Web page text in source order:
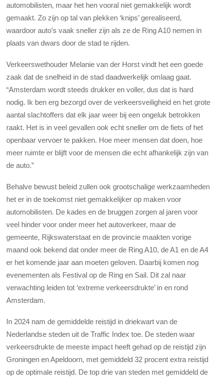
automobilisten, maar het hen vooral niet gemakkelijk wordt
gemaakt. Zo zijn op tal van plekken ‘knips’ gerealiseerd,
waardoor auto’s vaak sneller zijn als ze de Ring A10 nemen in
plaats van dwars door de stad te rijden.
Verkeerswethouder Melanie van der Horst vindt het een goede
zaak dat de snelheid in de stad daadwerkelijk omlaag gaat.
“Amsterdam wordt steeds drukker en voller, dus dat is hard
nodig. Ik ben erg bezorgd over de verkeersveiligheid en het grote
aantal slachtoffers dat elk jaar weer bij een ongeluk betrokken
raakt. Het is in veel gevallen ook echt sneller om de fiets of het
openbaar vervoer te pakken. Hoe meer mensen dat doen, hoe
meer ruimte er blijft voor de mensen die echt afhankelijk zijn van
de auto.”
Behalve bewust beleid zullen ook grootschalige werkzaamheden
het er in de toekomst niet gemakkelijker op maken voor
automobilisten. De kades en de bruggen zorgen al jaren voor
veel hinder voor onder meer het autoverkeer, maar de
gemeente, Rijkswaterstaat en de provincie maakten vorige
maand ook bekend dat onder meer de Ring A10, de A1 en de A4
er het komende jaar aan moeten geloven. Daarbij komen nog
evenementen als Festival op de Ring en Sail. Dit zal naar
verwachting leiden tot ‘extreme verkeersdrukte’ in en rond
Amsterdam.
In 2024 nam de gemiddelde reistijd in driekwart van de
Nederlandse steden uit de Traffic Index toe. De steden waar
verkeersdrukte de meeste impact heeft gehad op de reistijd zijn
Groningen en Apeldoorn, met gemiddeld 32 procent extra reistijd
op de optimale reistijd. De top drie van steden met gemiddeld de